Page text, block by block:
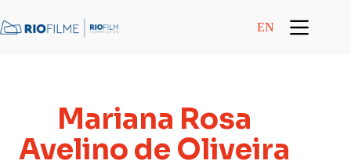
EN
Mariana Rosa
Avelino de Oliveira